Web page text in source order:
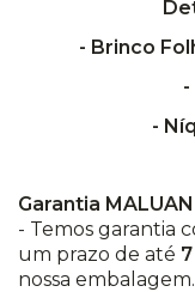
- Brinco
-
Garantia
- Temos garantia
um prazo de até
nossa embalagem.